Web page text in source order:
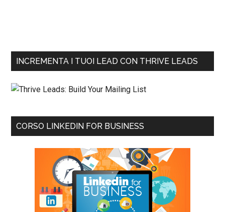
INCREMENTA I TUOI LEAD CON THRIVE LEADS
CORSO LINKEDIN FOR BUSINESS